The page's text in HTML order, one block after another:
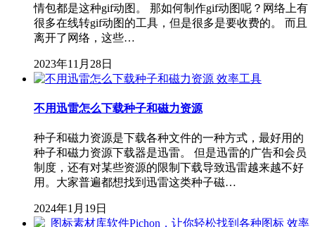
情包都是这种gif动图。 那如何制作gif动图呢？网络上有
很多在线转gif动图的工具，但是很多是要收费的。 而且
离开了网络，这些…
2023年11月28日
效率工具
不用迅雷怎么下载种子和磁力资源
种子和磁力资源是下载各种文件的一种方式，最好用的
种子和磁力资源下载器是迅雷。 但是迅雷的广告和会员
制度，还有对某些资源的限制下载导致迅雷越来越不好
用。大家普遍都想找到迅雷这类种子磁…
2024年1月19日
效率